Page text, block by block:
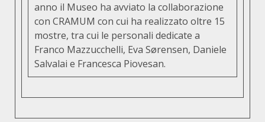
anno il Museo ha avviato la collaborazione
con CRAMUM con cui ha realizzato oltre 15
mostre, tra cui le personali dedicate a
Franco Mazzucchelli, Eva Sørensen, Daniele
Salvalai e Francesca Piovesan.